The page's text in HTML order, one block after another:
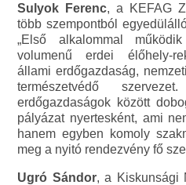
Sulyok Ferenc, a KEFAG
több szempontból
„Első alkalommal
volumenű erdei élőhely-
állami erdőgazdaság,
természetvédő
erdőgazdaságok között
pályázat nyertesként, ami
hanem egyben komoly
meg a nyitó rendezvény fő
Ugró Sándor, a Kiskunsági